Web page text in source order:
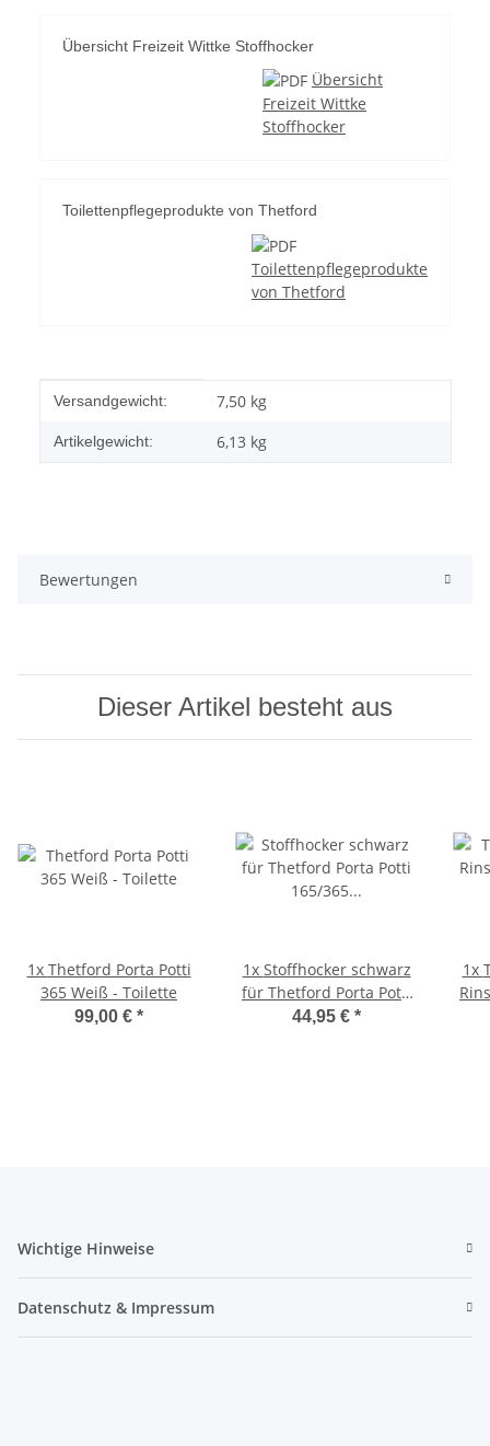
Übersicht Freizeit Wittke Stoffhocker
Übersicht
Freizeit Wittke
Stoffhocker
Toilettenpflegeprodukte von Thetford
Toilettenpflegeprodukte
von Thetford
Produkteigenschaft
Wert
Versandgewicht: 7,50 kg
Artikelgewicht: 6,13 kg
Bewertungen
Dieser Artikel besteht aus
1x Thetford Porta Potti
365 Weiß - Toilette
99,00 € *
1x Stoffhocker schwarz
für Thetford Porta Potti
165/365 mit Polster
44,95 € *
1x
Wichtige Hinweise
Datenschutz & Impressum